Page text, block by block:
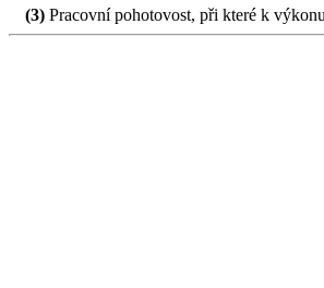
(3) Pracovní pohotovost, při které k